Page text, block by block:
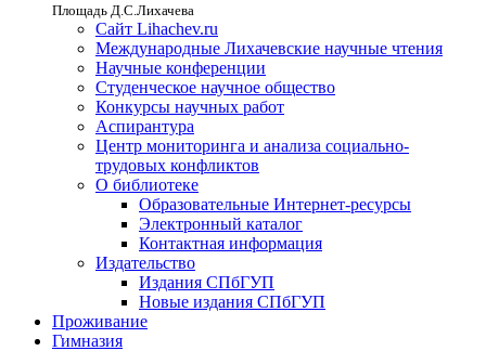
Площадь Д.С.Лихачева
Сайт Lihachev.ru
Международные Лихачевские научные чтения
Научные конференции
Студенческое научное общество
Конкурсы научных работ
Аспирантура
Центр мониторинга и анализа социально-
трудовых конфликтов
О библиотеке
Образовательные Интернет-ресурсы
Электронный каталог
Контактная информация
Издательство
Издания СПбГУП
Новые издания СПбГУП
Проживание
Гимназия